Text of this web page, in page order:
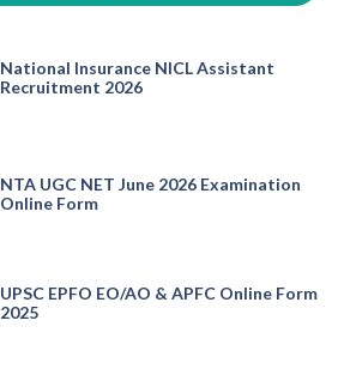
National Insurance NICL Assistant
Recruitment 2026
NTA UGC NET June 2026 Examination
Online Form
UPSC EPFO EO/AO & APFC Online Form
2025